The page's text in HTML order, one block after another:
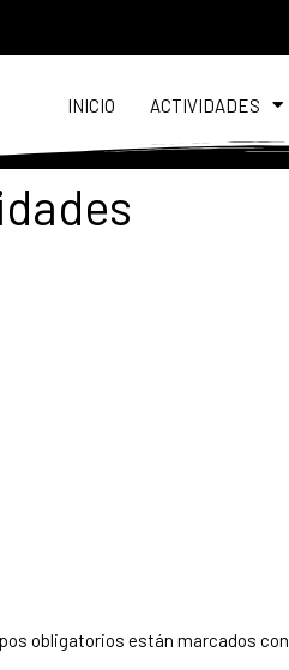
INICIO ACTIVIDADES
obligatorios están marcados con